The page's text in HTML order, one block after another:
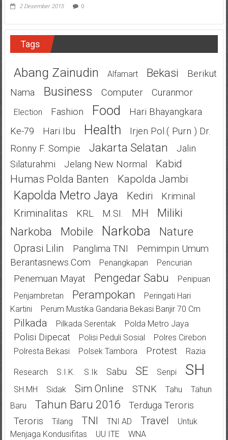
2 Desember 2015 0
Tags
Abang Zainudin Alfamart Bekasi
Berikut
Nama
Business Computer Curanmor
Election Fashion Food
Hari Bhayangkara
Ke-79
Hari Ibu Health
Irjen Pol.( Purn ) Dr.
Ronny F. Sompie
Jakarta Selatan
Jalin
Silaturahmi
Jelang New Normal
Kabid
Humas Polda Banten
Kapolda Jambi
Kapolda Metro Jaya Kediri Kriminal
Kriminalitas KRL M.SI. MH
Miliki
Narkoba
Mobile Narkoba Nature
Oprasi Lilin Panglima TNI
Pemimpin Umum
Berantasnews.com
Penangkapan Pencurian
Penemuan Mayat Pengedar Sabu
Penipuan
Penjambretan
Perampokan
Peringati Hari
Kartini
Perum Mustika Gandaria Bekasi Banjir 70 Cm
Pilkada Pilkada Serentak Polda Metro Jaya
Polisi Dipecat Polisi Peduli Sosial
Polres Cirebon
Polresta Bekasi
Polsek Tambora Protest Razia
Research S.I.K. S.Ik Sabu SE Senpi SH
SH.MH Sidak Sim Online STNK Tahu
Tahun
Baru
Tahun Baru 2016
Terduga Teroris
Teroris
Tilang TNI TNI AD Travel
Untuk
Menjaga Kondusifitas
UU ITE WNA